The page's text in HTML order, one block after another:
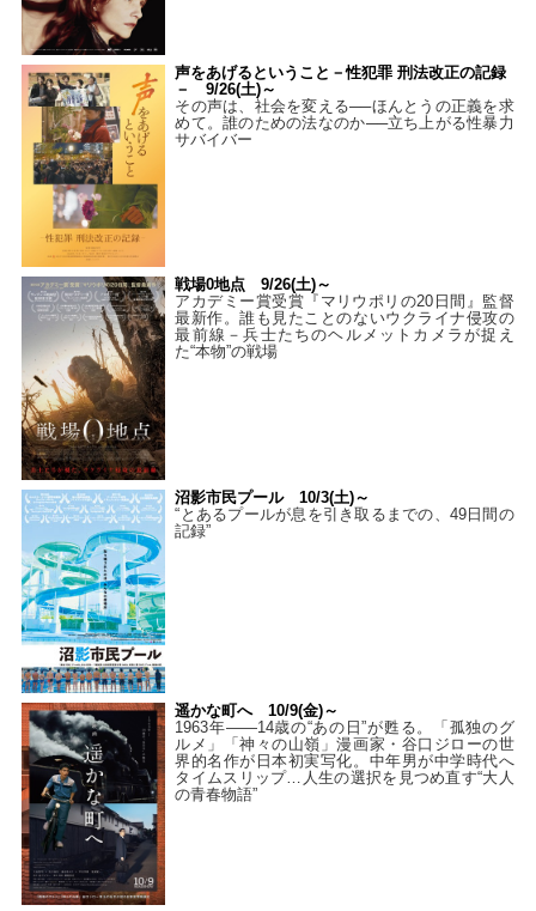
声をあげるということ－性犯罪 刑法改正の記録
－ 9/26(土)～
その声は、社会を変える──ほんとうの正義を求
めて。誰のための法なのか──立ち上がる性暴力
サバイバー
戦場0地点 9/26(土)～
アカデミー賞受賞『マリウポリの20日間』監督
最新作。誰も見たことのないウクライナ侵攻の
最前線－兵士たちのヘルメットカメラが捉え
た“本物”の戦場
沼影市民プール 10/3(土)～
“とあるプールが息を引き取るまでの、49日間の
記録”
遥かな町へ 10/9(金)～
1963年――14歳の“あの日”が甦る。「孤独のグ
ルメ」「神々の山嶺」漫画家・谷口ジローの世
界的名作が日本初実写化。中年男が中学時代へ
タイムスリップ…人生の選択を見つめ直す“大人
の青春物語”